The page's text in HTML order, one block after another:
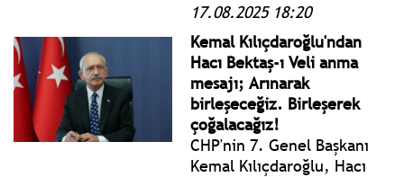
Yavaş’a Cumhurbaşkanlığı
adaylığında rezerv koyduğu
iddialarını yalanladı.
17.08.2025 18:20
Kemal Kılıçdaroğlu'ndan
Hacı Bektaş-ı Veli anma
mesajı; Arınarak
birleşeceğiz. Birleşerek
çoğalacağız!
CHP'nin 7. Genel Başkanı
Kemal Kılıçdaroğlu, Hacı